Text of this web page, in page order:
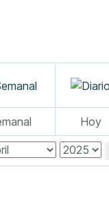
Hoy